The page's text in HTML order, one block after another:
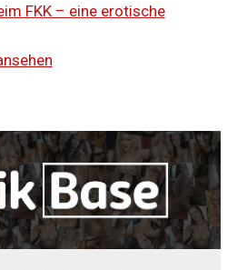
FKK – eine erotische